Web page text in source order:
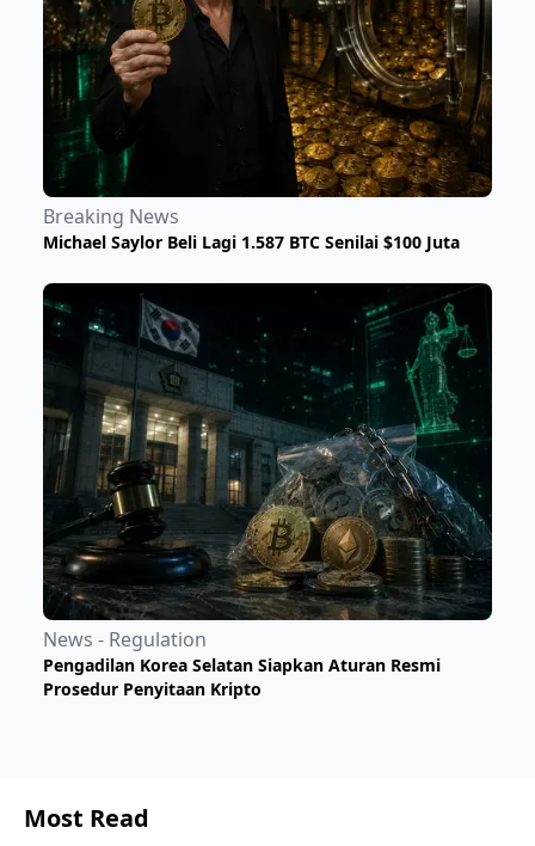
Breaking News
Michael Saylor Beli Lagi 1.587 BTC Senilai $100 Juta
News - Regulation
Pengadilan Korea Selatan Siapkan Aturan Resmi
Prosedur Penyitaan Kripto
Most Read